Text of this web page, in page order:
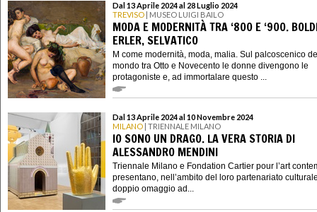
Dal 13 Aprile 2024 al 28 Luglio 2024
TREVISO | MUSEO LUIGI BAILO
MODA E MODERNITÀ TRA ‘800 E ‘900.
ERLER, SELVATICO
M come modernità, moda, malia. Sul palcoscenico
mondo tra Otto e Novecento le donne divengono le
protagoniste e, ad immortalare questo ...
Dal 13 Aprile 2024 al 10 Novembre 2024
MILANO | TRIENNALE MILANO
IO SONO UN DRAGO. LA VERA STORIA DI
ALESSANDRO MENDINI
Triennale Milano e Fondation Cartier pour l’art
presentano, nell’ambito del loro partenariato
doppio omaggio ad...